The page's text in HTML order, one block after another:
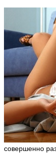
совершенно